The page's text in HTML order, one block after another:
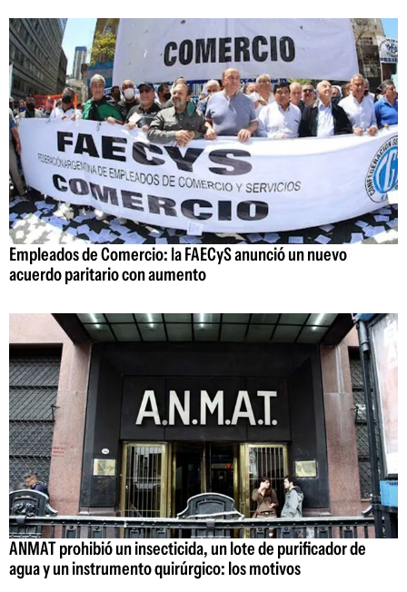
Empleados de Comercio: la FAECyS anunció un nuevo
acuerdo paritario con aumento
ANMAT prohibió un insecticida, un lote de purificador de
agua y un instrumento quirúrgico: los motivos